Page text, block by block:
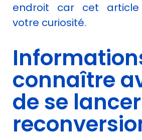
endroit car cet article
votre curiosité.
connaître
de se
Afin que notre
fonctionne
de votre
visite. Si vous
refusez ces
cookies,
certaines
fonctionnalités
du site Web.